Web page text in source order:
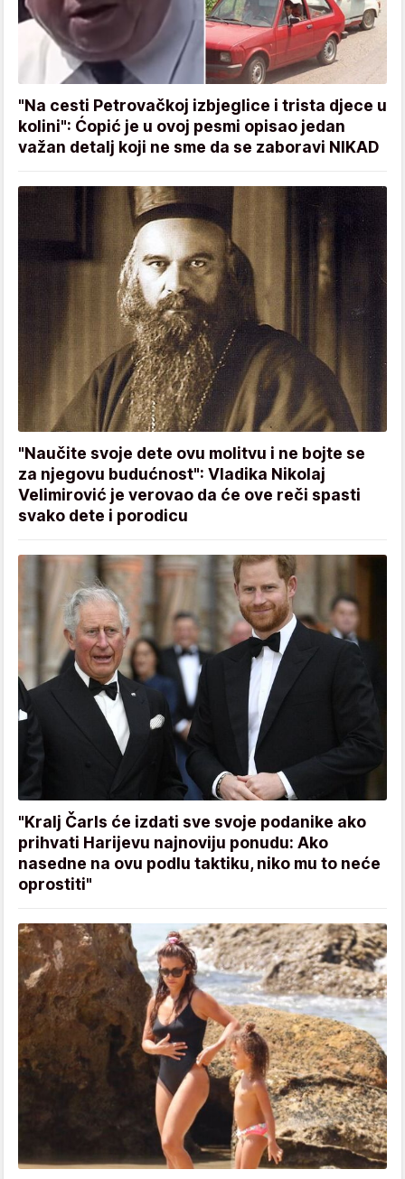
"Na cesti Petrovačkoj izbjeglice i trista djece u
kolini": Ćopić je u ovoj pesmi opisao jedan
važan detalj koji ne sme da se zaboravi NIKAD
"Naučite svoje dete ovu molitvu i ne bojte se
za njegovu budućnost": Vladika Nikolaj
Velimirović je verovao da će ove reči spasti
svako dete i porodicu
"Kralj Čarls će izdati sve svoje podanike ako
prihvati Harijevu najnoviju ponudu: Ako
nasedne na ovu podlu taktiku, niko mu to neće
oprostiti"